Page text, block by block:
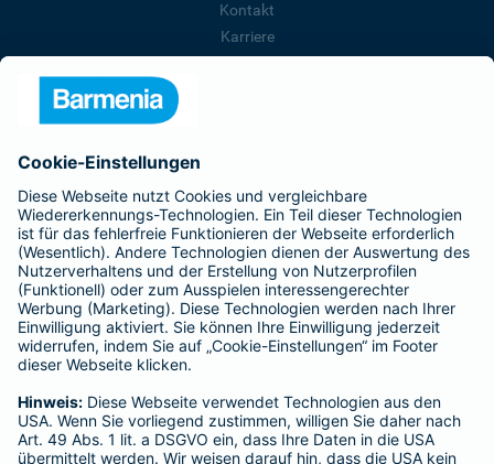
Kontakt
Karriere
Barmenia ist Teil der BarmeniaGothaer
BELIEBTE SEITEN
Kranken-Zusatzversicherung
Tierversicherungen
Haftpflichtversicherung
Hausratversicherung
Adresse ändern
Schaden melden